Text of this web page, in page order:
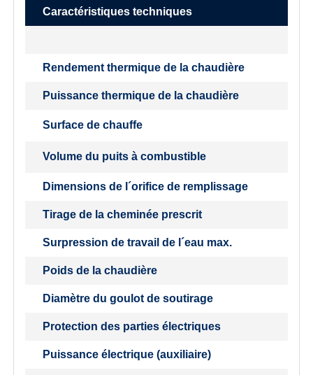
Caractéristiques techniques
Rendement thermique de la chaudière
Puissance thermique de la chaudière
Surface de chauffe
Volume du puits à combustible
Dimensions de l´orifice de remplissage
Tirage de la cheminée prescrit
Surpression de travail de l´eau max.
Poids de la chaudière
Diamètre du goulot de soutirage
Protection des parties électriques
Puissance électrique (auxiliaire)